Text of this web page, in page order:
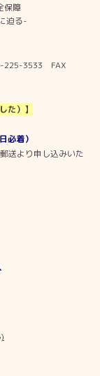
保障
迫る-
225-3533 FAX
た）】
必着）
送より申し込みいた